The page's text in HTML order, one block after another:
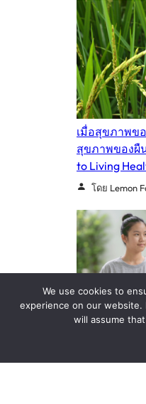
เมื่อสุขภาพข
สุขภาพของผื
to Living
โดย Lemon
🙏กิจกรรมอ
We use cookies to
experience on our
will assume